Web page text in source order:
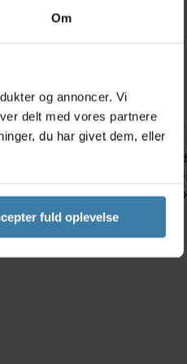
Om
og annoncer. Vi
delt med vores partnere
du har givet dem, eller
fuld oplevelse
og robusthed, så
i slidstærke materialer,
Med fokus på